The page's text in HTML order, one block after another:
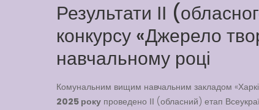
Результати ІІ
конкурсу «Джерело
навчальному році
Комунальним вищим навчальним закладом
2025 року проведено ІІ (обласний) етап